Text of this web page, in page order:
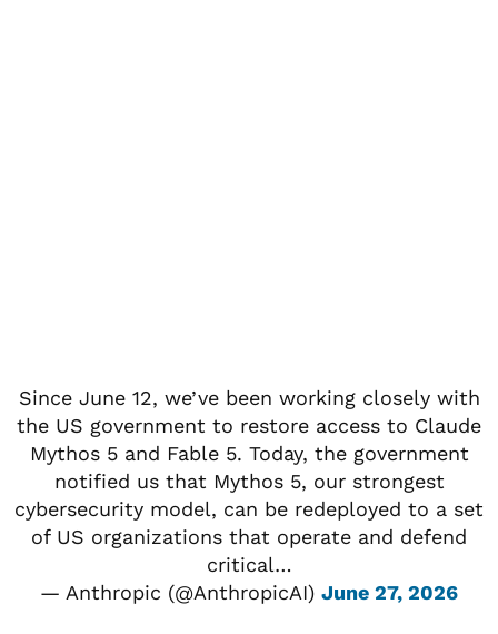
Since June 12, we’ve been working closely with
the US government to restore access to Claude
Mythos 5 and Fable 5. Today, the government
notified us that Mythos 5, our strongest
cybersecurity model, can be redeployed to a set
of US organizations that operate and defend
critical…
— Anthropic (@AnthropicAI) June 27, 2026